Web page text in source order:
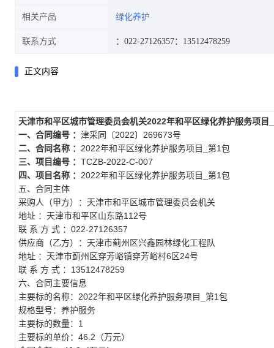
相关产品 绿化养护
联系方式 ：022-27126357：13512478259
正文内容
天津市和平区城市管理委员会机关2022年和平区绿化养护服务项
一、合同编号 ： 津采同〔2022〕269673号
二、合同名称 ： 2022年和平区绿化养护服务项目_第1包
三、项目编号 ： TCZB-2022-C-007
四、项目名称 ： 2022年和平区绿化养护服务项目_第1包
五、合同主体
采购人（甲方）：天津市和平区城市管理委员会机关
地址 ：天津市和平区山东路112号
联 系 方 式 ：022-27126357
供应商（乙方）：天津市蓟州区兴鑫园林绿化工程队
地址 ：天津市蓟州区穿芳峪镇穿芳峪村6区24号
联 系 方 式 ：13512478259
六、合同主要信息
主要标的名称：2022年和平区绿化养护服务项目_第1包
规格型号：养护服务
主要标的数量：1
主要标的单价：46.2（万元）